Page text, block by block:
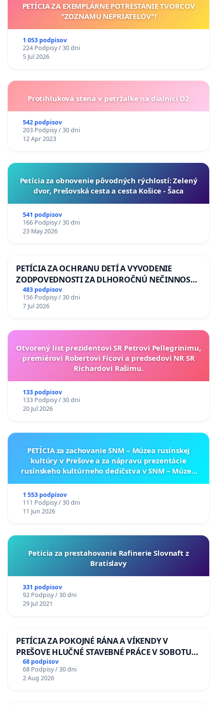
PETÍCIA ZA EXEMPLÁRNE POTRESTANIE TVORCOV
"ZOZNAMU NEPRIATEĽOV"!
1 053 podpisov
224 Podpisy / 30 dni
5 Jul 2026
Protihluková stena v petržalke na dialnici D2
542 podpisov
203 Podpisy / 30 dni
12 Apr 2023
​Petícia za obnovenie pôvodných rýchlostí: Zelený
dvor, Prešovská cesta a cesta Košice - Šaca
541 podpisov
166 Podpisy / 30 dni
23 May 2026
PETÍCIA ZA OCHRANU DETÍ A VYVODENIE
ZODPOVEDNOSTI ZA DLHOROČNÚ NEČINNOSŤ
A ZLYHANIE ŠTÁTU
483 podpisov
156 Podpisy / 30 dni
7 Jul 2026
Otvorený list prezidentovi SR Petrovi Pellegrinimu,
premiérovi Robertovi Ficovi a predsedovi NR SR
Richardovi Rašimu.
133 podpisov
133 Podpisy / 30 dni
20 Jul 2026
PETÍCIA za zachovanie SNM – Múzea rusínskej
kultúry v Prešove a za nápravu prezentácie
rusínskeho kultúrneho dedičstva v SNM – Múzeu
1 553 podpisov
111 Podpisy / 30 dni
11 Jun 2026
Peticia za prestahovanie Rafinerie Slovnaft z
Bratislavy
331 podpisov
92 Podpisy / 30 dni
29 Jul 2021
PETÍCIA ZA POKOJNÉ RÁNA A VÍKENDY V
PREŠOVE HLUČNÉ STAVEBNÉ PRÁCE V SOBOTU
LEN OD 9.00 DO 13.00 HOD., CEZ PRACOVNÝ
TÝŽDEŇ CIEĽ 8.00 – 18.00 HOD. A PRAVIDELNÁ
KONTROLA STAVBY C-AREA NA
68 podpisov
68 Podpisy / 30 dni
2 Aug 2026